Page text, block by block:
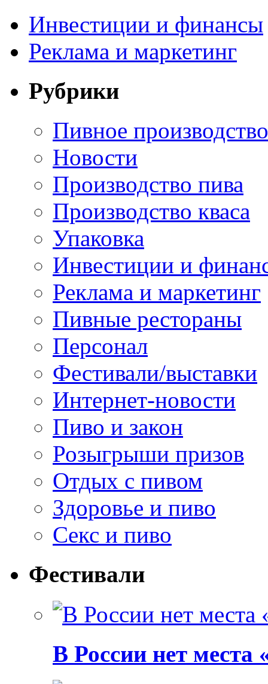
Инвестиции и финансы
Реклама и маркетинг
Рубрики
Пивное производство
Новости
Производство пива
Производство кваса
Упаковка
Инвестиции и
Реклама и маркетинг
Пивные рестораны
Персонал
Фестивали/выставки
Интернет-новости
Пиво и закон
Розыгрыши призов
Отдых с пивом
Здоровье и пиво
Секс и пиво
Фестивали
В России нет места